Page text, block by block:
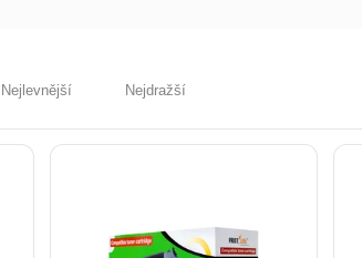
Nejlevnější Nejdražší